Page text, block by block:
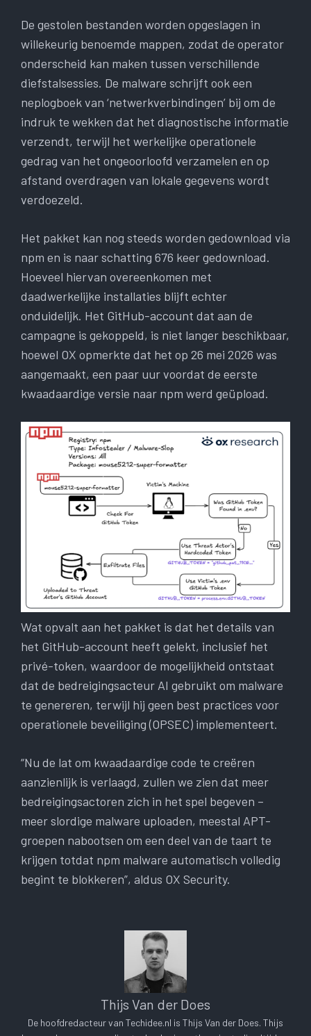
De gestolen bestanden worden opgeslagen in
willekeurig benoemde mappen, zodat de operator
onderscheid kan maken tussen verschillende
diefstalsessies. De malware schrijft ook een
neplogboek van ‘netwerkverbindingen’ bij om de
indruk te wekken dat het diagnostische informatie
verzendt, terwijl het werkelijke operationele
gedrag van het ongeoorloofd verzamelen en op
afstand overdragen van lokale gegevens wordt
verdoezeld.
Het pakket kan nog steeds worden gedownload via
npm en is naar schatting 676 keer gedownload.
Hoeveel hiervan overeenkomen met
daadwerkelijke installaties blijft echter
onduidelijk. Het GitHub-account dat aan de
campagne is gekoppeld, is niet langer beschikbaar,
hoewel OX opmerkte dat het op 26 mei 2026 was
aangemaakt, een paar uur voordat de eerste
kwaadaardige versie naar npm werd geüpload.
Wat opvalt aan het pakket is dat het details van
het GitHub-account heeft gelekt, inclusief het
privé-token, waardoor de mogelijkheid ontstaat
dat de bedreigingsacteur AI gebruikt om malware
te genereren, terwijl hij geen best practices voor
operationele beveiliging (OPSEC) implementeert.
“Nu de lat om kwaadaardige code te creëren
aanzienlijk is verlaagd, zullen we zien dat meer
bedreigingsactoren zich in het spel begeven –
meer slordige malware uploaden, meestal APT-
groepen nabootsen om een ​​deel van de taart te
krijgen totdat npm malware automatisch volledig
begint te blokkeren”, aldus OX Security.
Thijs Van der Does
De hoofdredacteur van Techidee.nl is Thijs Van der Does. Thijs